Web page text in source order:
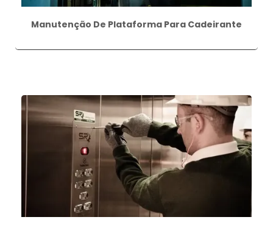
Manutenção De Plataforma Para Cadeirante